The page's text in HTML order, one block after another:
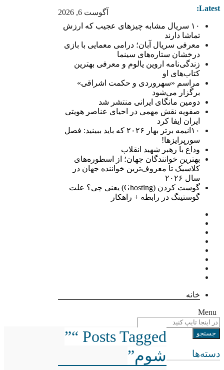
آگوست 6, 2026 Latest:
۱۰ سریال مشابه چیزهای عجیب که ارزش
تماشا دارند
معرفی سریال آبان؛ درامی معمایی با بازی
درخشان ستاره‌های سینما
زندگی‌نامه اروین یالوم و معرفی بهترین
کتاب‌های او
مراسم «سهروردی و حکمت اشراقی»
برگزار می‌شود
دومین مانگای ایرانی منتشر شد
صفویه نقش مهمی در احیای عناصر هویتی
ایران ایفا کرد
۱۰انیمه برتر بهار ۲۰۲۶ که باید ببینید: فصل
سورپرایزها!
وداع با رهبر شهید انقلاب
بهترین خوانندگان جهان؛ از اسطوره‌های
کلاسیک تا معروف‌ترین خواننده جهان در
سال ۲۰۲۶
گوست کردن (Ghosting) یعنی چی؟ علت
گوستینگ در رابطه + راهکار
خانه
Menu
دسته‌ها
Posts Tagged “”
شوم”